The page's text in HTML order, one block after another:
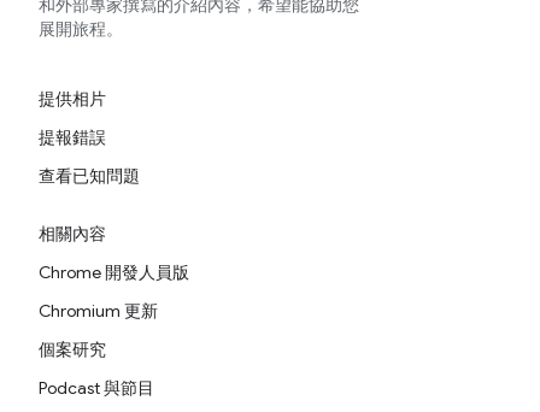
和外部專家撰寫的介紹內容，希望能協助您
展開旅程。
提供相片
提報錯誤
查看已知問題
相關內容
Chrome 開發人員版
Chromium 更新
個案研究
Podcast 與節目